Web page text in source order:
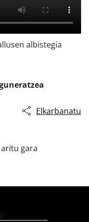
albistegia
Elkarbanatu
gara